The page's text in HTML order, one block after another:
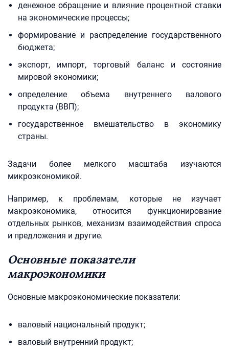
денежное обращение и влияние процентной ставки
на экономические процессы;
формирование и распределение государственного
бюджета;
экспорт, импорт, торговый баланс и состояние
мировой экономики;
определение объема внутреннего валового
продукта (ВВП);
государственное вмешательство в экономику
страны.
Задачи более мелкого масштаба изучаются
микроэкономикой.
Например, к проблемам, которые не изучает
макроэкономика, относится функционирование
отдельных рынков, механизм взаимодействия спроса
и предложения и другие.
Основные показатели
макроэкономики
Основные макроэкономические показатели:
валовый национальный продукт;
валовый внутренний продукт;